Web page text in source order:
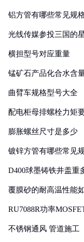
铝方管有哪些常见规
光线传媒参投三国的
横担型号对应重量
锰矿石产品化合水含
曲臂车规格型号大全
配电柜母排螺栓力矩
膨胀螺丝尺寸是多少
镀锌方管有哪些常见
D400球墨铸铁井盖重
覆膜砂的耐高温性能
RU7088R功率
不锈钢通风 管道施工